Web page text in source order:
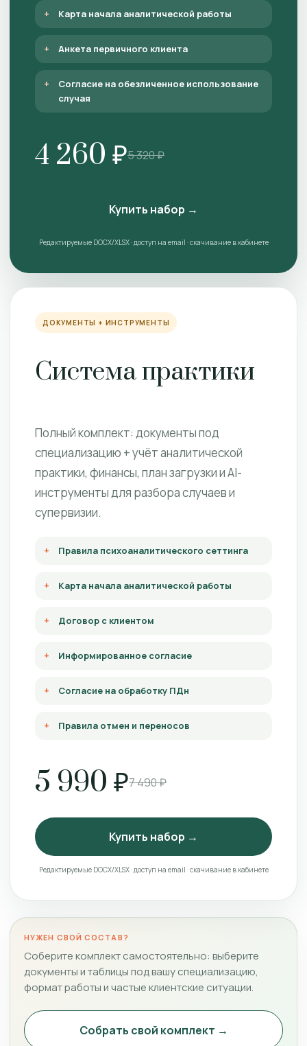
Карта начала аналитической работы
Анкета первичного клиента
Согласие на обезличенное использование
случая
4 260 ₽5 320 ₽
Купить набор →
Редактируемые DOCX/XLSX · доступ на email · скачивание в кабинете
ДОКУМЕНТЫ + ИНСТРУМЕНТЫ
Система практики
Полный комплект: документы под
специализацию + учёт аналитической
практики, финансы, план загрузки и AI-
инструменты для разбора случаев и
супервизии.
Правила психоаналитического сеттинга
Карта начала аналитической работы
Договор с клиентом
Информированное согласие
Согласие на обработку ПДн
Правила отмен и переносов
5 990 ₽7 490 ₽
Купить набор →
Редактируемые DOCX/XLSX · доступ на email · скачивание в кабинете
НУЖЕН СВОЙ СОСТАВ?
Соберите комплект самостоятельно: выберите
документы и таблицы под вашу специализацию,
формат работы и частые клиентские ситуации.
Собрать свой комплект →